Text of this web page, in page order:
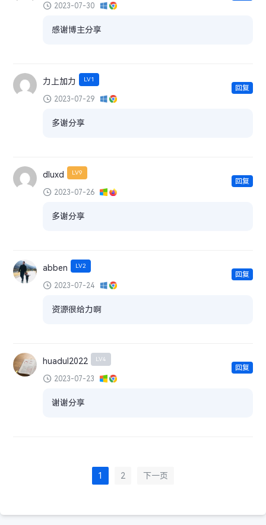
2023-07-30
感谢博主分享
力上加力 LV1
2023-07-29
多谢分享
回复
dluxd LV9
2023-07-26
多谢分享
回复
abben LV2
2023-07-24
资源很给力啊
回复
huadul2022 LV4
2023-07-23
谢谢分享
回复
1 2 下一页